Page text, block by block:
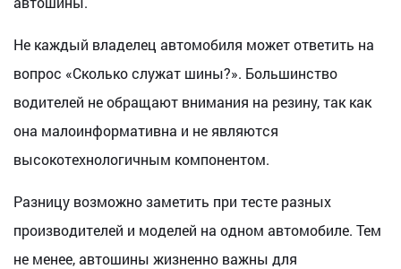
Не каждый владелец автомобиля может ответить на
вопрос «Сколько служат шины?». Большинство
водителей не обращают внимания на резину, так как
она малоинформативна и не являются
высокотехнологичным компонентом.
Разницу возможно заметить при тесте разных
производителей и моделей на одном автомобиле. Тем
не менее, автошины жизненно важны для